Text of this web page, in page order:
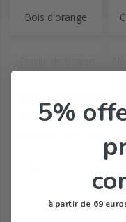
Bois d'orange
Gingembre
Pour rechercher
dans le champ
Chercher dans notre
5%
à partir de 69